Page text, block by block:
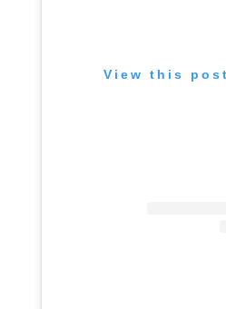
View this